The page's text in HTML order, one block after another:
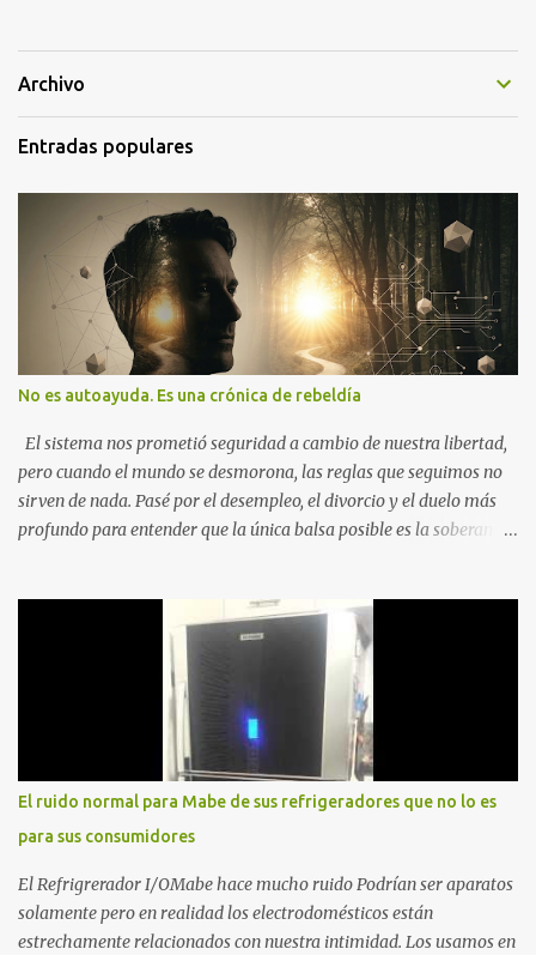
Archivo
Entradas populares
No es autoayuda. Es una crónica de rebeldía
El sistema nos prometió seguridad a cambio de nuestra libertad,
pero cuando el mundo se desmorona, las reglas que seguimos no
sirven de nada. Pasé por el desempleo, el divorcio y el duelo más
profundo para entender que la única balsa posible es la soberanía
un Cimarrón no es huir del mundo, es aprender a caminar en él sin
llevar puestas las cadenas de otros 1. La Caída: Al Filo del
Precipicio El momento del quiebre. En Al Filo del Precipicio, relato
mi caída. No como una víctima, sino como alguien que descubrió
que la crisis es el único lugar donde la verdad no se puede ocultar.
Este libro es el testimonio de cómo reconstruir la identidad cuando
el éxito corporativo y las etiquetas sociales te abandonan. Es la
base técnica y espiritual de mi regreso al mundo. Adquirir en
Amazon 2. La Huida: Cimarrón Asilvestrarse: La úni...
El ruido normal para Mabe de sus refrigeradores que no lo es
para sus consumidores
El Refrigrerador I/OMabe hace mucho ruido Podrían ser aparatos
solamente pero en realidad los electrodomésticos están
estrechamente relacionados con nuestra intimidad. Los usamos en